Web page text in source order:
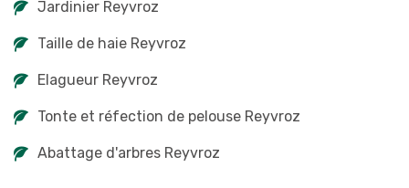
Jardinier Reyvroz
Taille de haie Reyvroz
Elagueur Reyvroz
Tonte et réfection de pelouse Reyvroz
Abattage d'arbres Reyvroz